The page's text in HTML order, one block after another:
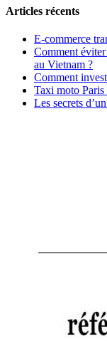
Articles récents
E-commerce
Comment
au Vietnam ?
Comment
Taxi moto
Les secrets